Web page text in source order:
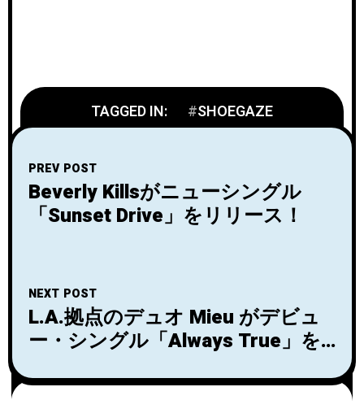
TAGGED IN: SHOEGAZE
PREV POST
Beverly Killsがニューシングル
「Sunset Drive」をリリース！
NEXT POST
L.A.拠点のデュオ Mieu がデビュ
ー・シングル「Always True」を